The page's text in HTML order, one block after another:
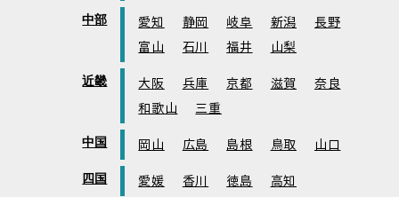
中部 愛知 静岡 岐阜 新潟
長野
富山
石川 福井 山梨
近畿 大阪 兵庫 京都 滋賀
奈良
和歌山
三重
中国 岡山 広島 島根 鳥取 山口
四国 愛媛 香川 徳島 高知